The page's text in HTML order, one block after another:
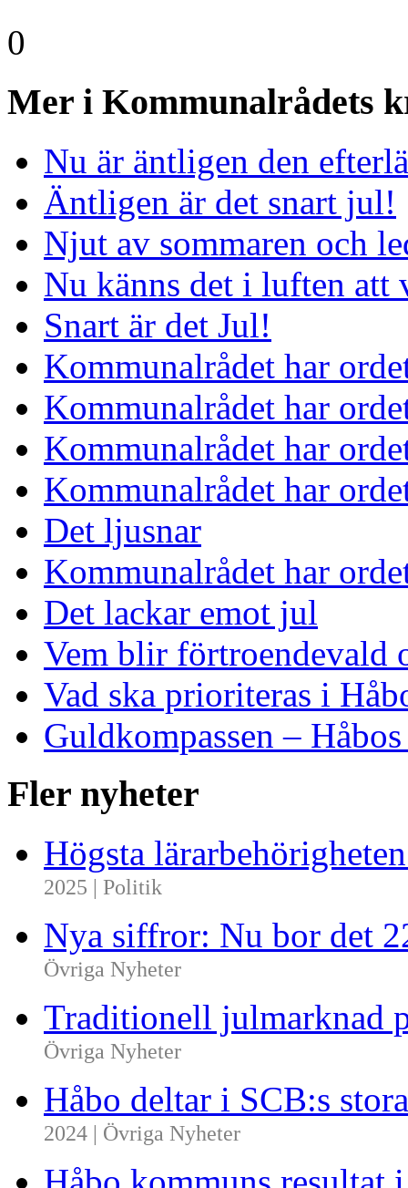
0
Mer i Kommunalrådets
Nu är äntligen den
Äntligen är det snart jul!
Njut av sommaren och
Nu känns det i luften att
Snart är det Jul!
Kommunalrådet har
Kommunalrådet har
Kommunalrådet har
Kommunalrådet har
Det ljusnar
Kommunalrådet har
Det lackar emot jul
Vem blir förtroendevald
Vad ska prioriteras i
Guldkompassen –
Fler nyheter
Högsta
2025 | Politik
Nya siffror: Nu bor det
Övriga Nyheter
Traditionell julmarknad
Övriga Nyheter
Håbo deltar i SCB:s
2024 | Övriga Nyheter